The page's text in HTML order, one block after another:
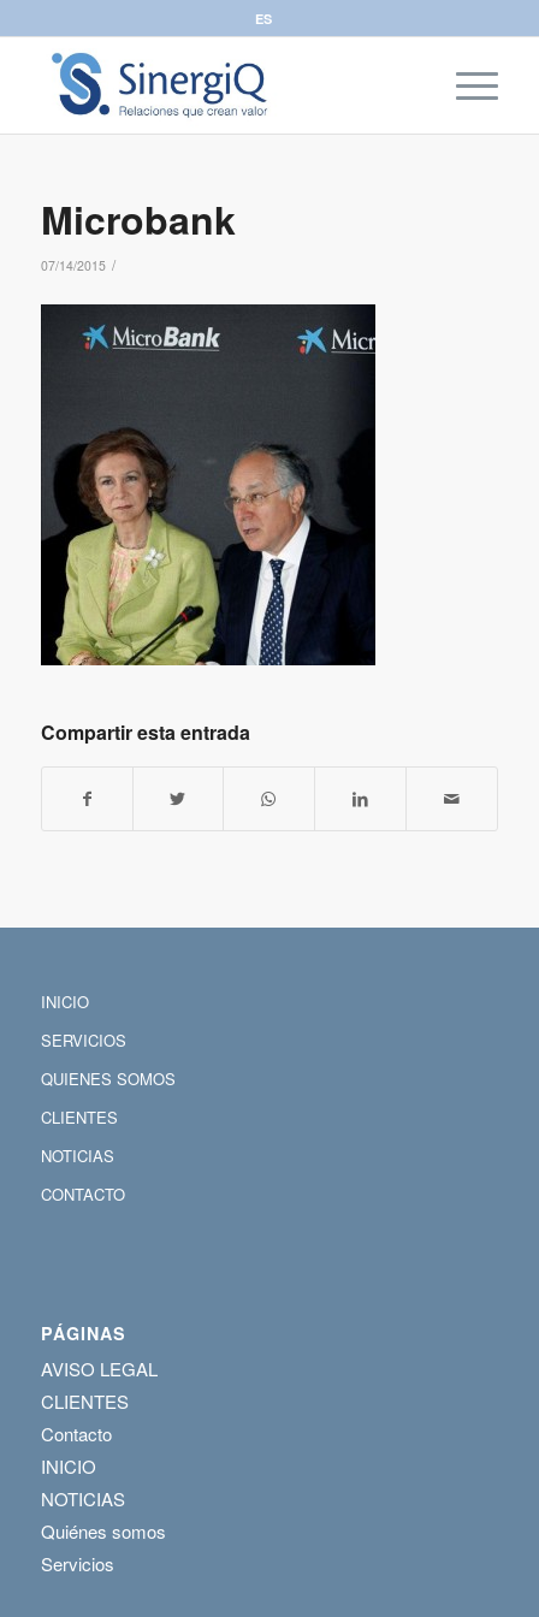
ES
Microbank
07/14/2015 /
Compartir esta entrada
INICIO
SERVICIOS
QUIENES SOMOS
CLIENTES
NOTICIAS
CONTACTO
PÁGINAS
AVISO LEGAL
CLIENTES
Contacto
INICIO
NOTICIAS
Quiénes somos
Servicios